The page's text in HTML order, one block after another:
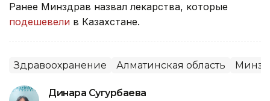
Ранее Минздрав назвал лекарства, которые
подешевели в Казахстане.
Здравоохранение Алматинская область
Динара Сугурбаева